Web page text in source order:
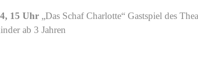
15 Uhr „Das Schaf Charlotte“ Gastspiel des
ab 3 Jahren